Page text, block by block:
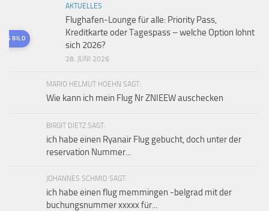
BILD
AKTUELLES
Flughafen-Lounge für alle: Priority Pass,
Kreditkarte oder Tagespass – welche Option lohnt
sich 2026?
28. JUNI 2026
MARIO HELMUT HOEHN SAGT:
Wie kann ich mein Flug Nr ZNIEEW auschecken
BIRGIT DIETZ SAGT:
ich habe einen Ryanair Flug gebucht, doch unter der
reservation Nummer...
JOHANNES SCHMID SAGT:
ich habe einen flug memmingen -belgrad mit der
buchungsnummer xxxxx für...